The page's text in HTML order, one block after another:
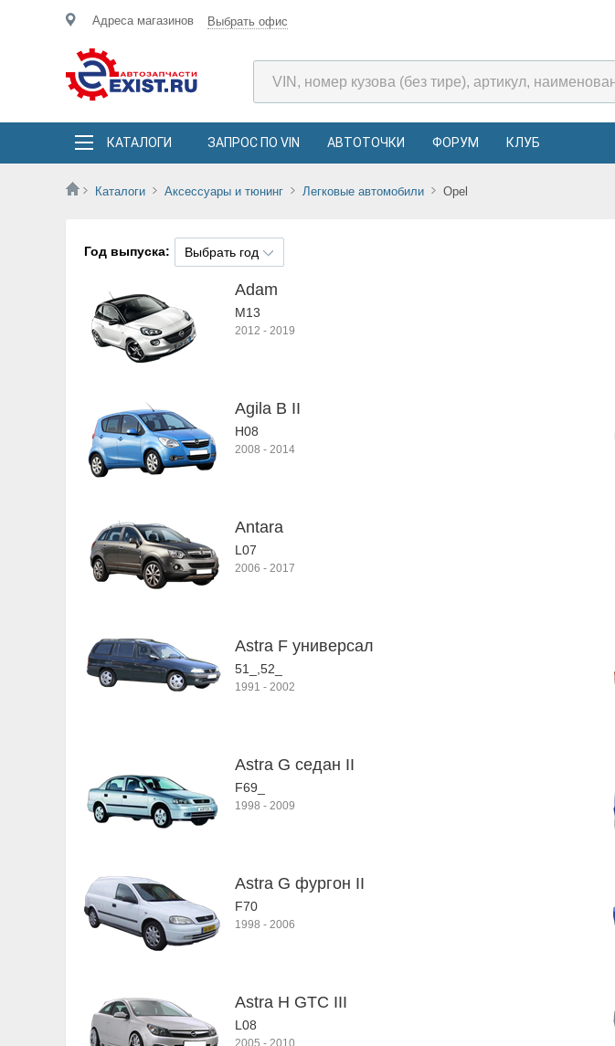
Адреса магазинов Выбрать офис
КАТАЛОГИ ЗАПРОС ПО VIN АВТОТОЧКИ ФОРУМ КЛУБ
Каталоги Аксессуары и тюнинг Легковые автомобили Opel
Год выпуска: Выбрать год
Adam
M13
2012 - 2019
Agila B II
H08
2008 - 2014
Antara
L07
2006 - 2017
Astra F универсал
51_,52_
1991 - 2002
Astra G седан II
F69_
1998 - 2009
Astra G фургон II
F70
1998 - 2006
Astra H GTC III
L08
2005 - 2010